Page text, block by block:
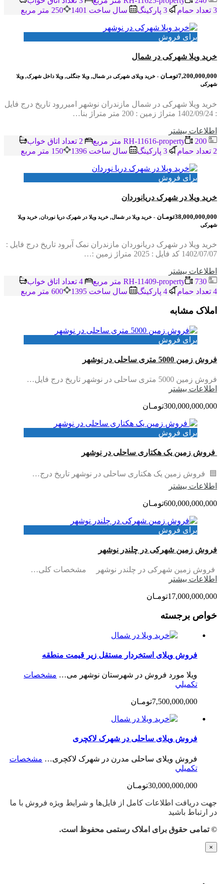
3 تعداد حمام
سال ساخت 1401 250 متر مربع
برای فروش
خرید ویلا شهرکی در شمال
7,200,000,000تومـان
- خرید ویلای شهرکی در شمال, ویلا جنگلی, ویلا داخل شهرک, ویلا
شهرکی
خرید ویلا شهرکی در شمال مازندران نوشهر امیررود تاریخ درج فایل
: 1402/09/24 متراژ زمین : 200 متر متراژ بنا…
اطلاعات بيشتر
200 متر مربع
2 تعداد حمام
سال ساخت 1396 150 متر مربع
برای فروش
خرید ویلا در شهرک دریانوردان
38,000,000,000تومـان
- خرید ویلا در شمال, خرید ویلا در شهرک دریا نوردان, خرید ویلا
شهرکی
خرید ویلا در شهرک دریانوردان مازندران نمک آبرود تاریخ درج فایل :
1402/07/07 کد فایل : 2025 متراژ زمین :…
اطلاعات بيشتر
730 متر مربع
4 تعداد حمام
سال ساخت 1395 600 متر مربع
املاک مشابه
برای فروش
فروش زمین 5000 متری ساحلی در نوشهر
فروش زمین 5000 متری ساحلی در نوشهر تاریخ درج فایل…
اطلاعات بيشتر
300,000,000,000تومـان
برای فروش
فروش زمین یک هکتاری ساحلی در نوشهر
🟦 فروش زمین یک هکتاری ساحلی در نوشهر تاریخ درج…
اطلاعات بيشتر
600,000,000,000تومـان
برای فروش
فروش زمین شهرکی در چلندر نوشهر
فروش زمین شهرکی در چلندر نوشهر مشخصات کلی…
اطلاعات بيشتر
17,000,000,000تومـان
خواص برجسته
فروش ویلای استخردار مستقل زیر قیمت منطقه
ویلا مورد فروش در شهرستان نوشهر می… مشخصات
تكميلي
7,500,000,000تومـان
فروش ویلای ساحلی در شهرک لاکچری
فروش ویلای ساحلی مدرن در شهرک لاکچری… مشخصات
تكميلي
30,000,000,000تومـان
جهت دریافت اطلاعات کامل از فایل‌ها و شرایط ویژه فروش با ما
در ارتباط باشید
© تمامی حقوق برای املاک رستمی محفوظ است.
×